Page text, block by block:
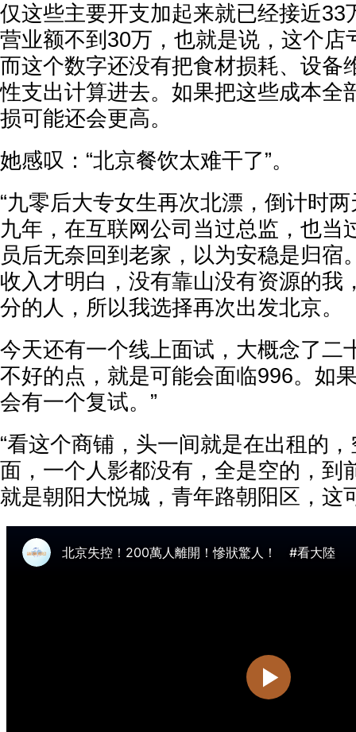
仅这些主要开支加起来就已经接近33
营业额不到30万，也就是说，这个店
而这个数字还没有把食材损耗、设备
性支出计算进去。如果把这些成本全
损可能还会更高。
她感叹：“北京餐饮太难干了”。
“九零后大专女生再次北漂，倒计时
九年，在互联网公司当过总监，也当
员后无奈回到老家，以为安稳是归宿
收入才明白，没有靠山没有资源的我
分的人，所以我选择再次出发北京。
今天还有一个线上面试，大概念了二
不好的点，就是可能会面临996。如
会有一个复试。”
“看这个商铺，头一间就是在出租的
面，一个人影都没有，全是空的，到
就是朝阳大悦城，青年路朝阳区，这